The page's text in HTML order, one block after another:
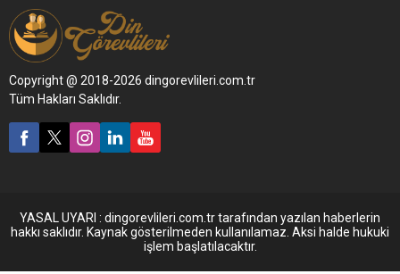
Copyright @ 2018-2026 dingorevlileri.com.tr
Tüm Hakları Saklıdır.
YASAL UYARI : dingorevlileri.com.tr tarafından yazılan haberlerin
hakkı saklıdır. Kaynak gösterilmeden kullanılamaz. Aksi halde hukuki
işlem başlatılacaktır.